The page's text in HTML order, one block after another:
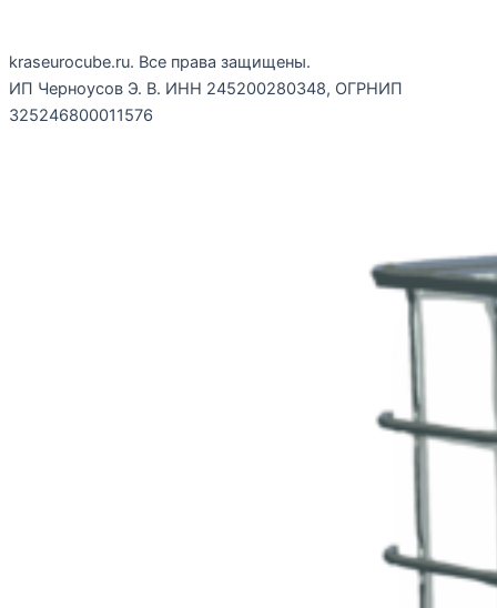
kraseurocube.ru. Все права защищены.
ИП Черноусов Э. В. ИНН 245200280348, ОГРНИП
325246800011576